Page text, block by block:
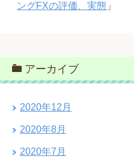
ングFXの評価、実態 」
アーカイブ
2020年12月
2020年8月
2020年7月